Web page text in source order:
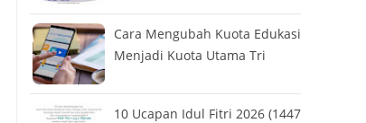
Cara Mengubah Kuota Edukasi
Menjadi Kuota Utama Tri
10 Ucapan Idul Fitri 2026 (1447